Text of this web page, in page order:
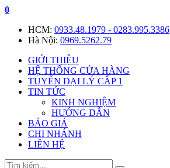
0
HCM: 0933.48.1979 - 0283.995.3386
Hà Nội: 0969.5262.79
GIỚI THIỆU
HỆ THỐNG CỬA HÀNG
TUYỂN ĐẠI LÝ CẤP 1
TIN TỨC
KINH NGHIỆM
HƯỚNG DẪN
BÁO GIÁ
CHI NHÁNH
LIÊN HỆ